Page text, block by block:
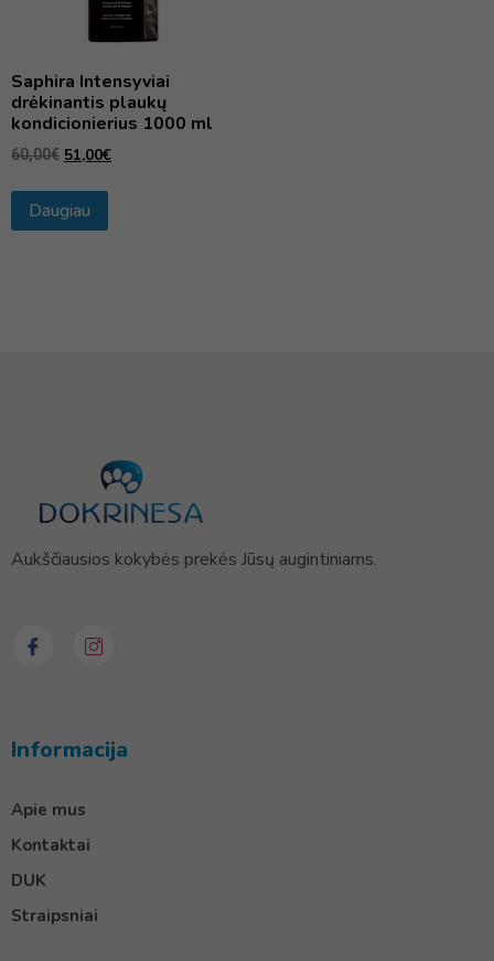
Saphira Intensyviai
drėkinantis plaukų
kondicionierius 1000 ml
60,00€ 51,00€
Daugiau
Aukščiausios kokybės prekės Jūsų augintiniams.
Informacija
Apie mus
Kontaktai
DUK
Straipsniai